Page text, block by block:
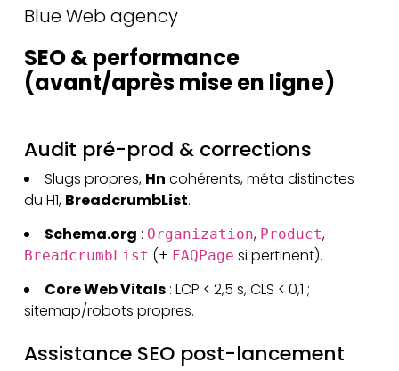
Blue Web agency
SEO & performance
(avant/après mise en ligne)
Audit pré-prod & corrections
Slugs propres, Hn cohérents, méta distinctes
du H1, BreadcrumbList.
Schema.org : Organization, Product,
BreadcrumbList (+ FAQPage si pertinent).
Core Web Vitals : LCP < 2,5 s, CLS < 0,1 ;
sitemap/robots propres.
Assistance SEO post-lancement